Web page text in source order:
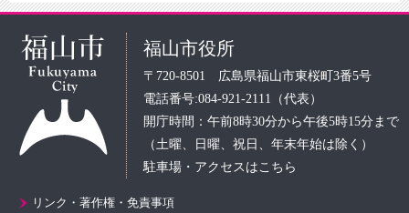
福山市役所
〒720-8501 広島県福山市東桜町3番5号
電話番号:084-921-2111（代表）
開庁時間：午前8時30分から午後5時15分まで
（土曜、日曜、祝日、年末年始は除く）
駐車場・アクセスはこちら
リンク・著作権・免責事項